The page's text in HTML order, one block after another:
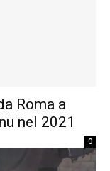
Roma a
nel 2021
0